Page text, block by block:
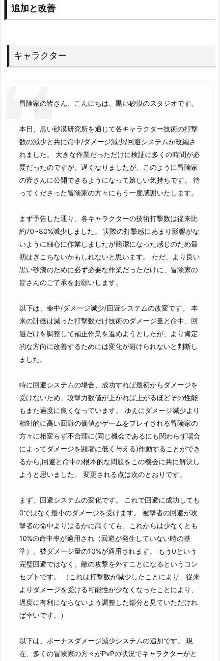
追加と改善
キャラクター
冒険家の皆さん、こんにちは、黒い砂漠のスタジオです。
本日、黒い砂漠研究所を通じて各キャラクター技術の打撃
数の減少と共に命中/ダメージ減少/回避システムが改編さ
れました。 大きな作業だっただけに検証に多くの時間が必
要だったのですが、遅くなりましたが、このように冒険家
の皆さんに公開できるようになって嬉しい気持ちです。 待
ってくださった冒険家の方々にもう一度感謝いたします。
まず予告した通り、各キャラクターの技術打撃数は従来比
約70~80%減少しました。 実際の打撃感にあまり影響がな
いように細心に作業しましたが簡潔になった感じのため最
初はぎこちないかもしれないと思います。 ただ、より良い
黒い砂漠のために必ず必要な作業だっただけに、冒険家の
皆さんのご了承をお願いします。
以下は、命中/ダメージ減少/回避システムの改変です。 本
来の計画は減った打撃数だけ技術のダメージ量と命中、回
避だけを調整して補正作業を進めようとしたが、より肯定
的な方向に改善するためには変化が避けられないと判断し
ました。
特に回避システムの場合、成功すれば最初からダメージを
受けないため、攻撃力数値が上がれば上がるほどその性能
もまた過度に良くなっています。 ゆえにダメージ減少より
相対的に高い回避の価値がゲームをプレイされる冒険家の
方々に相変らず不合理に(同じ機会であるにも関わらず場合
によってダメージを顕著に低く与える)作動することができ
るから,回避と命中の根本的な問題をこの機会に共に解決し
ようと思いました。 変更される点は次のとおりです。
まず、回避システムの変化です。 これで回避に成功しても
0ではなく最小のダメージを受けます。 被撃者の回避が攻
撃者の命中よりはるかに高くても、これからは少なくとも
10%の命中率が適用され（回避が発生していない時の基
準）、被ダメージ量の10%が適用されます。 もう0という
完璧回避ではなく、敵の攻撃を外すことになるというコン
セプトです。 （これは打撃数が減少したことにより、従来
よりダメージを受ける可能性が少なくなったことにより、
過度に有利にならないよう調整した部分と見ていただけれ
ば幸いです。）
以下は、ボーナスダメージ減少システムの追加です。 現
在、多くの冒険家の方々がPvPの状況でキャラクターがと